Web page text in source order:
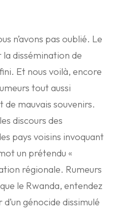
n’avons pas oublié. Le
dissémination de
Et nous voilà, encore
tout aussi
mauvais souvenirs.
discours des
pays voisins invoquant
un prétendu «
régionale. Rumeurs
le Rwanda, entendez
génocide dissimulé